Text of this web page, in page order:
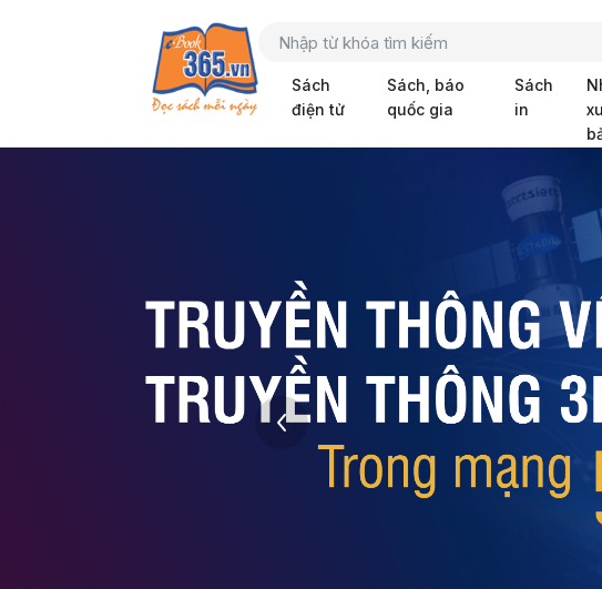
Sách
điện tử
Sách, báo
quốc gia
Sách
in
‹